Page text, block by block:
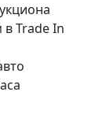
Trade In